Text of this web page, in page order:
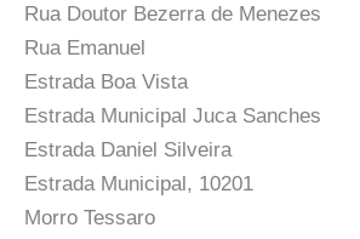
Rua Doutor Bezerra de Menezes
Rua Emanuel
Estrada Boa Vista
Estrada Municipal Juca Sanches
Estrada Daniel Silveira
Estrada Municipal, 10201
Morro Tessaro